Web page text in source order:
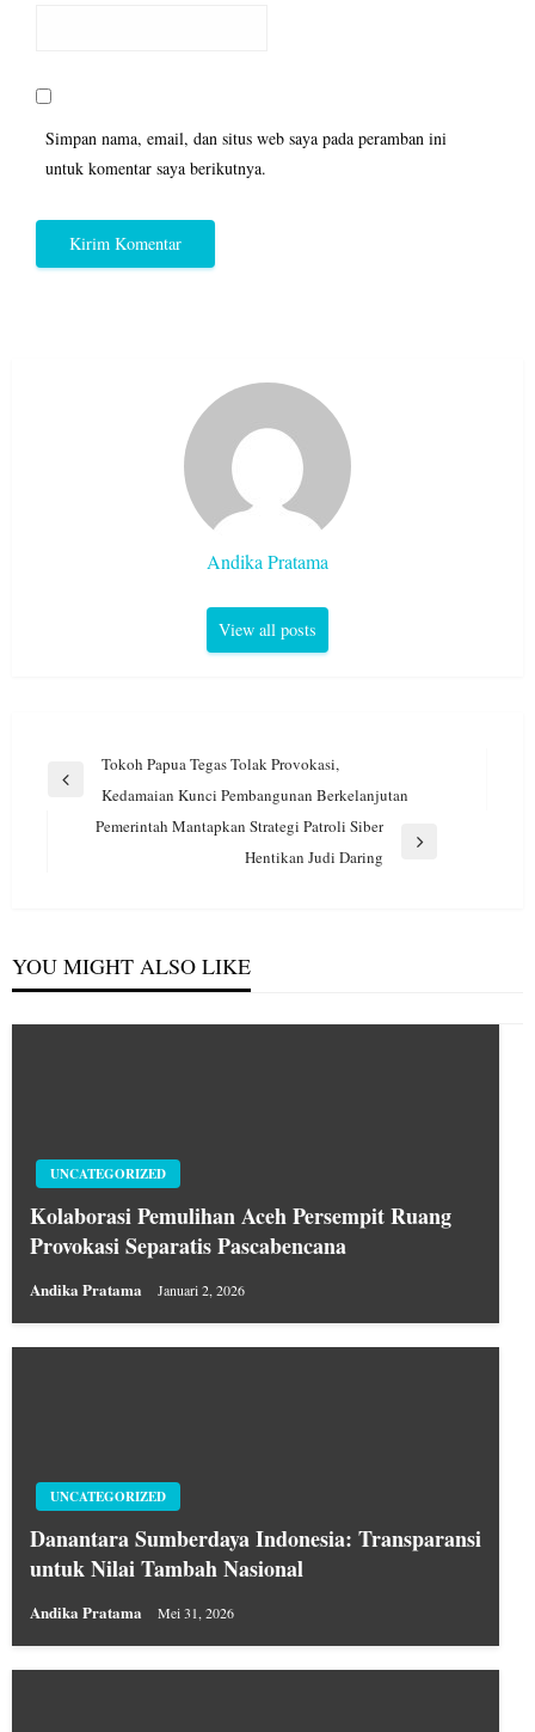
Simpan nama, email, dan situs web saya pada peramban ini
untuk komentar saya berikutnya.
Andika Pratama
View all posts
Navigasi
Previous
Tokoh Papua Tegas Tolak Provokasi,
Kedamaian Kunci Pembangunan Berkelanjutan
Pemerintah Mantapkan Strategi Patroli Siber
Hentikan Judi Daring
YOU MIGHT ALSO LIKE
UNCATEGORIZED
Kolaborasi Pemulihan Aceh Persempit Ruang
Provokasi Separatis Pascabencana
Andika Pratama Januari 2, 2026
UNCATEGORIZED
Danantara Sumberdaya Indonesia: Transparansi
untuk Nilai Tambah Nasional
Andika Pratama Mei 31, 2026